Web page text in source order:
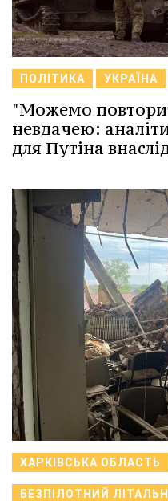
ПОЛІТИКА УКРАЇНА
"Можемо
невдачею:
для Путіна
ХАРКІВСЬКА ОБЛАСТЬ
БЕЗПІЛОТНИЙ